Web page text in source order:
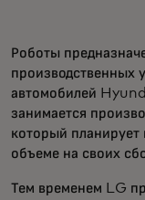
Роботы
производственных
автомобилей
занимается
который планирует
объеме на своих
Тем временем LG